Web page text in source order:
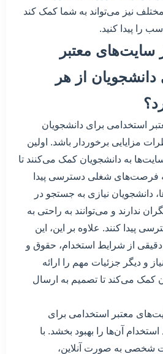
نیز می‌تواند به شما کمک کند
را پیدا کنید.
سایت‌های معتبر
از هر
استخدامی برای دانشجویان
مزایایی برخوردار باشد. اولین
به دانشجویان کمک می‌کنند تا
فرصت‌های شغلی دسترسی پیدا
دانشجویان نیازی به جستجو در
ندارند و می‌توانند به راحتی به
پیدا کنند. علاوه بر این، این
از شرایط استخدام، حقوق و
و دیگر جزئیات مهم را ارائه
کمک می‌کند تا تصمیم به ارسال
معتبر استخدامی برای
آن‌ها را بهبود بخشد. با
شخصی به صورت آنلاین،